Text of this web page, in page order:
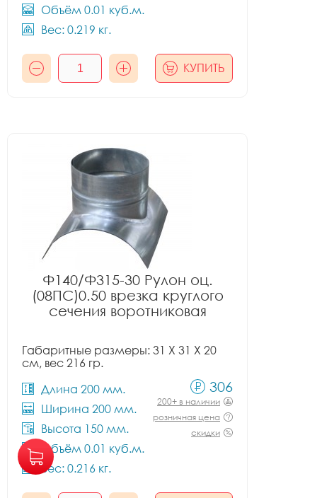
Объём 0.01 куб.м.
Вес: 0.219 кг.
КУПИТЬ
Ф140/Ф315-30 Рулон оц.
(08ПС)0.50 врезка круглого
сечения воротниковая
Габаритные размеры: 31 X 31 X 20
см, вес 216 гр.
Длина 200 мм.
Ширина 200 мм.
Высота 150 мм.
Объём 0.01 куб.м.
Вес: 0.216 кг.
306
200+ в наличии
розничная цена
скидки